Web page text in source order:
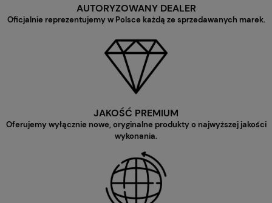
AUTORYZOWANY DEALER
Oficjalnie reprezentujemy w Polsce każdą ze sprzedawanych marek.
JAKOŚĆ PREMIUM
Oferujemy wyłącznie nowe, oryginalne produkty o najwyższej jakości
wykonania.